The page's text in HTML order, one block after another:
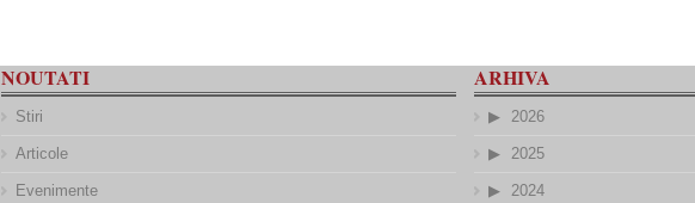
NOUTATI
Stiri
Articole
Evenimente
ARHIVA
2026
2025
2024